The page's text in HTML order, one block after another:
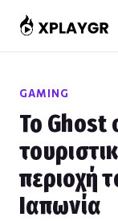
στο
περιεχόμενο
GAMING
Το Ghost
περιοχή
Ιαπωνία